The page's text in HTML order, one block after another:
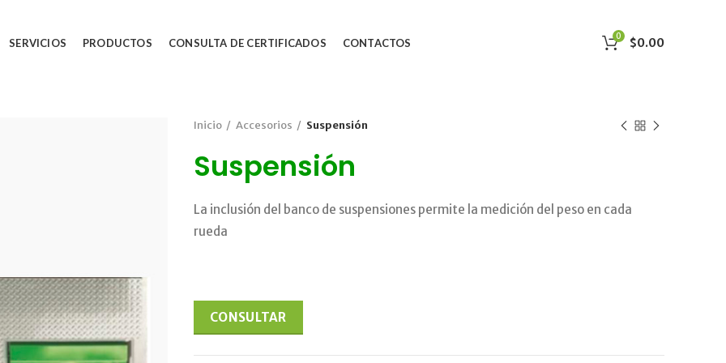
SERVICIOS PRODUCTOS CONSULTA DE CERTIFICADOS CONTACTOS
0 $0.00
Inicio Accesorios Suspensión
Suspensión
La inclusión del banco de suspensiones permite la medición del peso en cada
rueda
CONSULTAR